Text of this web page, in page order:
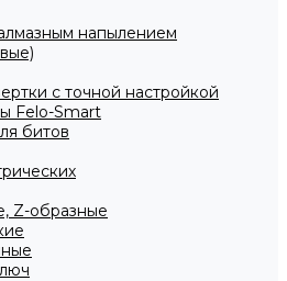
напылением
с точной настройкой
Felo-Smart
битов
Z-образные